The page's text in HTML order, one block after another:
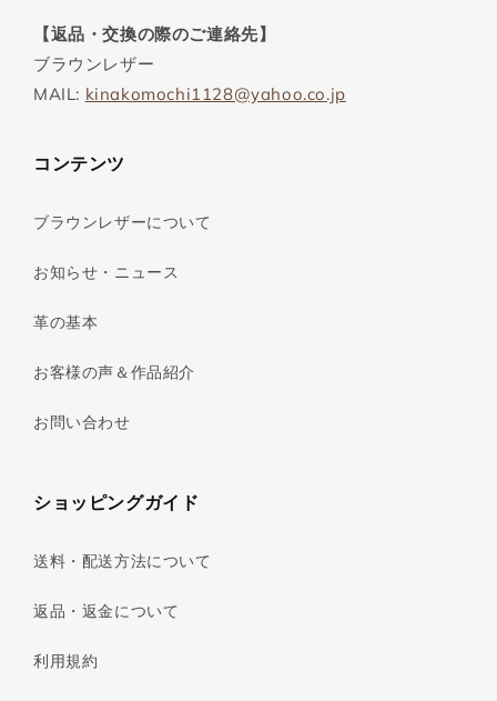
【返品・交換の際のご連絡先】
ブラウンレザー
MAIL: kinakomochi1128@yahoo.co.jp
コンテンツ
ブラウンレザーについて
お知らせ・ニュース
革の基本
お客様の声＆作品紹介
お問い合わせ
ショッピングガイド
送料・配送方法について
返品・返金について
利用規約